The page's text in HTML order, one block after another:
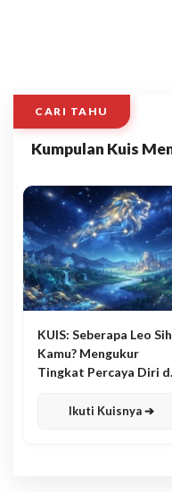
CARI TAHU
Kumpulan Kuis
KUIS: Seberapa Leo Sih
Kamu? Mengukur
Tingkat Percaya Diri
Ikuti Kuisnya ➔